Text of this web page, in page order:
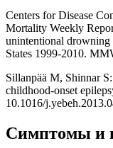
Centers for Disease
Mortality Weekly
unintentional drowning
States 1999-2010.
Sillanpää M, Shinnar
childhood-onset
10.1016/
Симптомы и